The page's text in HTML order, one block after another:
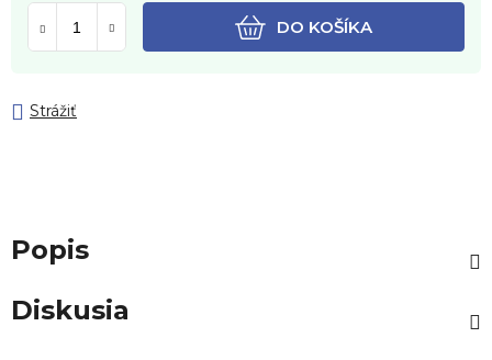
DO KOŠÍKA
Strážiť
Popis
Diskusia